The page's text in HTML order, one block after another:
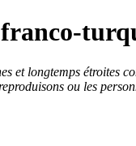
et longtemps étroites
ou les